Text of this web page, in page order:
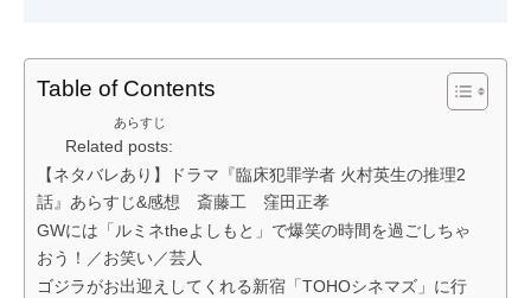
Table of Contents
あらすじ
Related posts:
【ネタバレあり】ドラマ『臨床犯罪学者 火村英生の推理2
話』あらすじ&感想 斎藤工 窪田正孝
GWには「ルミネtheよしもと」で爆笑の時間を過ごしちゃ
おう！／お笑い／芸人
ゴジラがお出迎えしてくれる新宿「TOHOシネマズ」に行